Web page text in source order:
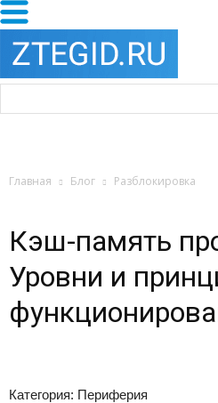
Главная Блог Разблокировка
Кэш-память
Уровни и
Категория: Периферия